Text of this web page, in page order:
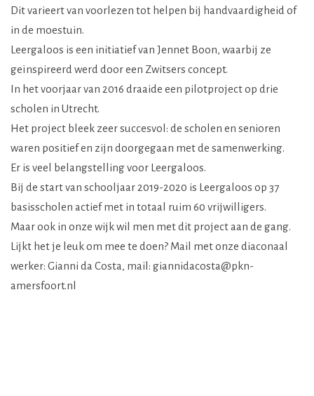
Dit varieert van voorlezen tot helpen bij handvaardigheid of
in de moestuin.
Leergaloos is een initiatief van Jennet Boon, waarbij ze
geïnspireerd werd door een Zwitsers concept.
In het voorjaar van 2016 draaide een pilotproject op drie
scholen in Utrecht.
Het project bleek zeer succesvol: de scholen en senioren
waren positief en zijn doorgegaan met de samenwerking.
Er is veel belangstelling voor Leergaloos.
Bij de start van schooljaar 2019-2020 is Leergaloos op 37
basisscholen actief met in totaal ruim 60 vrijwilligers.
Maar ook in onze wijk wil men met dit project aan de gang.
Lijkt het je leuk om mee te doen? Mail met onze diaconaal
werker: Gianni da Costa, mail: giannidacosta@pkn-
amersfoort.nl